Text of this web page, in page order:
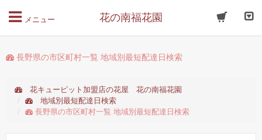
花の南福花園
メニュー
長野県の市区町村一覧 地域別最短配達日検索
花キューピット加盟店の花屋 花の南福花園
地域別最短配達日検索
長野県の市区町村一覧 地域別最短配達日検索